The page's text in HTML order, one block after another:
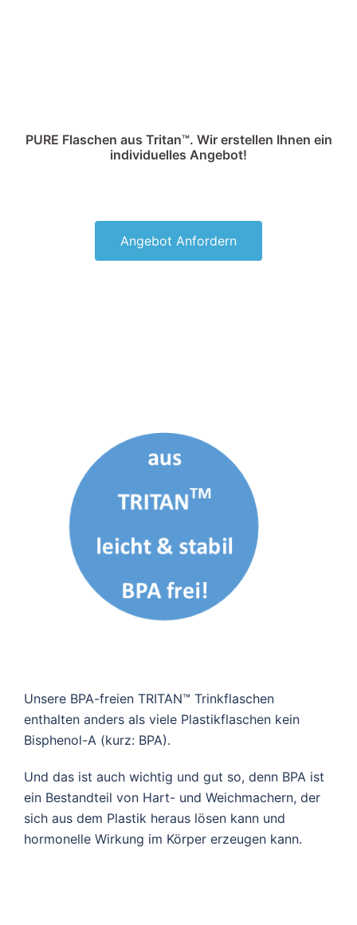
PURE Flaschen aus Tritan™. Wir erstellen Ihnen ein
individuelles Angebot!
Angebot Anfordern
Unsere BPA-freien TRITAN™ Trinkflaschen
enthalten anders als viele Plastikflaschen kein
Bisphenol-A (kurz: BPA).
Und das ist auch wichtig und gut so, denn BPA ist
ein Bestandteil von Hart- und Weichmachern, der
sich aus dem Plastik heraus lösen kann und
hormonelle Wirkung im Körper erzeugen kann.